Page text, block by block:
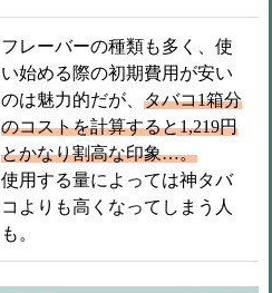
フレーバーの種類も多く、使
い始める際の初期費用が安い
のは魅力的だが、 タバコ1箱分
のコストを計算すると1,219円
とかなり割高な印象…。
使用する量によっては神タバ
コよりも高くなってしまう人
も。